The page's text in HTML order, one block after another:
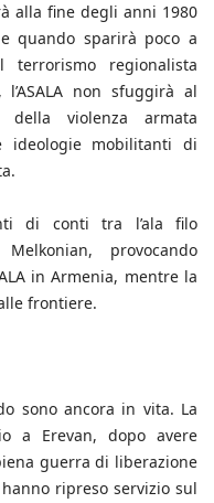
alla fine degli anni 1980
quando sparirà poco a
regionalista
l’ASALA non sfuggirà al
violenza armata
ideologie mobilitanti di
di conti tra l’ala filo
provocando
in Armenia, mentre la
frontiere.
sono ancora in vita. La
a Erevan, dopo avere
guerra di liberazione
hanno ripreso servizio sul